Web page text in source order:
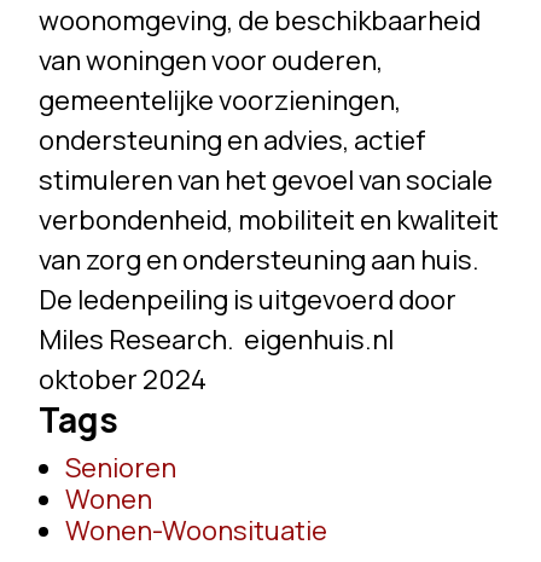
woonomgeving, de beschikbaarheid
van woningen voor ouderen,
gemeentelijke voorzieningen,
ondersteuning en advies, actief
stimuleren van het gevoel van sociale
verbondenheid, mobiliteit en kwaliteit
van zorg en ondersteuning aan huis.
De ledenpeiling is uitgevoerd door
Miles Research. eigenhuis.nl
oktober 2024
Tags
Senioren
Wonen
Wonen-Woonsituatie